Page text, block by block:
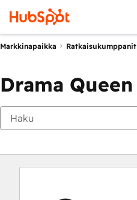
Markkinapaikka Ratkaisukumppanit
Drama Queen